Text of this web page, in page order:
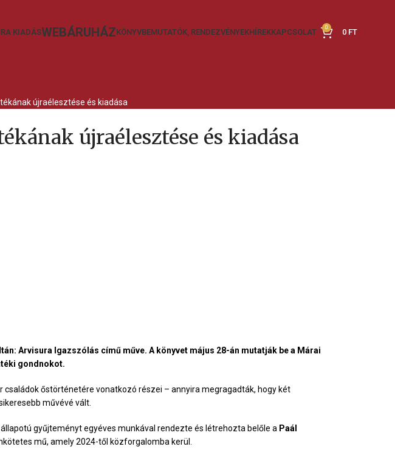
KIADÁSWEBÁRUHÁZKÖNYVBEMUTATÓK, RENDEZVÉNYEKHÍREKKAPCSOLAT
0
0 FT
újraélesztése és kiadása
újraélesztése és kiadása
Arvisura Igazszólás című műve. A könyvet május 28-án mutatják be a Márai
gondnokot.
őstörténetére vonatkozó részei – annyira megragadták, hogy két
művévé vált.
gyűjteményt egyéves munkával rendezte és létrehozta belőle a Paál
mű, amely 2024-től közforgalomba kerül.